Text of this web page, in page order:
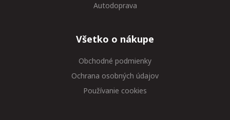
Autodoprava
Všetko o nákupe
Obchodné podmienky
Ochrana osobných údajov
Používanie cookies